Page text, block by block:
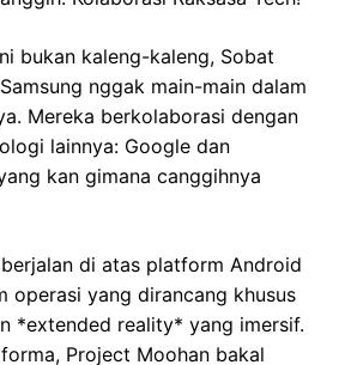
bukan kaleng-kaleng, Sobat
nggak main-main dalam
Mereka berkolaborasi dengan
lainnya: Google dan
kan gimana canggihnya
di atas platform Android
operasi yang dirancang khusus
*extended reality* yang imersif.
Project Moohan bakal